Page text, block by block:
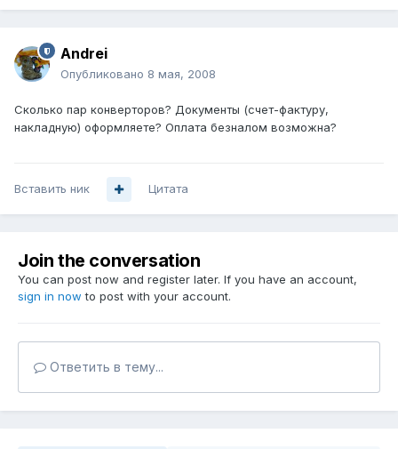
Andrei
Опубликовано 8 мая, 2008
Сколько пар конверторов? Документы (счет-фактуру,
накладную) оформляете? Оплата безналом возможна?
Вставить ник Цитата
Join the conversation
You can post now and register later. If you have an account,
sign in now to post with your account.
Ответить в тему...